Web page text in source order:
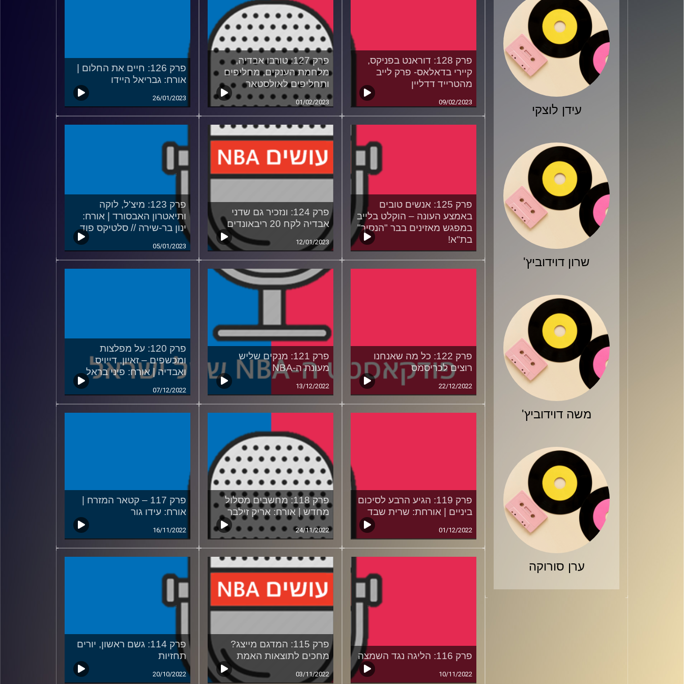
עידן לוצקי
שרון דוידוביץ'
משה דוידוביץ'
ערן סורוקה
פרק 128: דוראנט בפניקס,
קיירי בדאלאס- פרק לייב
מהטרייד דדליין
09/02/2023
פרק 127: טורבו אבדיה,
מלחמת הענקים, מחליפים
ותחליפים לאולסטאר
01/02/2023
פרק 126: חיים את החלום |
אורח: גבריאל היידו
26/01/2023
פרק 125: אנשים טובים
באמצע העונה – הוקלט בלייב
במפגש מאזינים בבר "הנסיך"
בת"א!
19/01/2023
פרק 124: ונזכיר גם שדני
אבדיה לקח 20 ריבאונדים
12/01/2023
פרק 123: מיצ'ל, לוקה
ותיאטרון האבסורד | אורח:
ינון בר-שירה // סלטיקס פוד
05/01/2023
פרק 122: כל מה שאנחנו
רוצים לכריסמס
22/12/2022
פרק 121: מנקים שליש
מעונת ה-NBA
13/12/2022
פרק 120: על מפלצות
ומכשפים – זאיון, דייויס
ואבדיה | אורח: פיני בראל
07/12/2022
פרק 119: הגיע הרבע לסיכום
ביניים | אורחת: שרית שבד
01/12/2022
פרק 118: מחשבים מסלול
מחדש | אורח: אריק זילבר
24/11/2022
פרק 117 – קטאר המזרח |
אורח: עידו גור
16/11/2022
פרק 116: הליגה נגד השמצה
10/11/2022
פרק 115: המדגם מייצג?
מחכים לתוצאות האמת
03/11/2022
פרק 114: גשם ראשון, יורים
תחזיות
20/10/2022